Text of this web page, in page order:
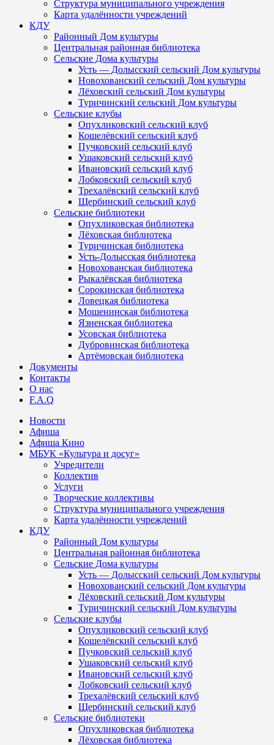
Структура муниципального учреждения
Карта удалённости учреждений
КДУ
Районный Дом культуры
Центральная районная библиотека
Сельские Дома культуры
Усть — Долысский сельский Дом культуры
Новохованский сельский Дом культуры
Лёховский сельский Дом культуры
Туричинский сельский Дом культуры
Сельские клубы
Опухликовский сельский клуб
Кошелёвский сельский клуб
Пучковский сельский клуб
Ушаковский сельский клуб
Ивановский сельский клуб
Лобковский сельский клуб
Трехалёвский сельский клуб
Щербинский сельский клуб
Сельские библиотеки
Опухликовская библиотека
Лёховская библиотека
Туричинская библиотека
Усть-Долысская библиотека
Новохованская библиотека
Рыкалёвская библиотека
Сорокинская библиотека
Ловецкая библиотека
Мошенинская библиотека
Язненская библиотека
Усовская библиотека
Дубровинская библиотека
Артёмовская библиотека
Документы
Контакты
О нас
F.A.Q
Новости
Афиша
Афиша Кино
МБУК «Культура и досуг»
Учредители
Коллектив
Услуги
Творческие коллективы
Структура муниципального учреждения
Карта удалённости учреждений
КДУ
Районный Дом культуры
Центральная районная библиотека
Сельские Дома культуры
Усть — Долысский сельский Дом культуры
Новохованский сельский Дом культуры
Лёховский сельский Дом культуры
Туричинский сельский Дом культуры
Сельские клубы
Опухликовский сельский клуб
Кошелёвский сельский клуб
Пучковский сельский клуб
Ушаковский сельский клуб
Ивановский сельский клуб
Лобковский сельский клуб
Трехалёвский сельский клуб
Щербинский сельский клуб
Сельские библиотеки
Опухликовская библиотека
Лёховская библиотека